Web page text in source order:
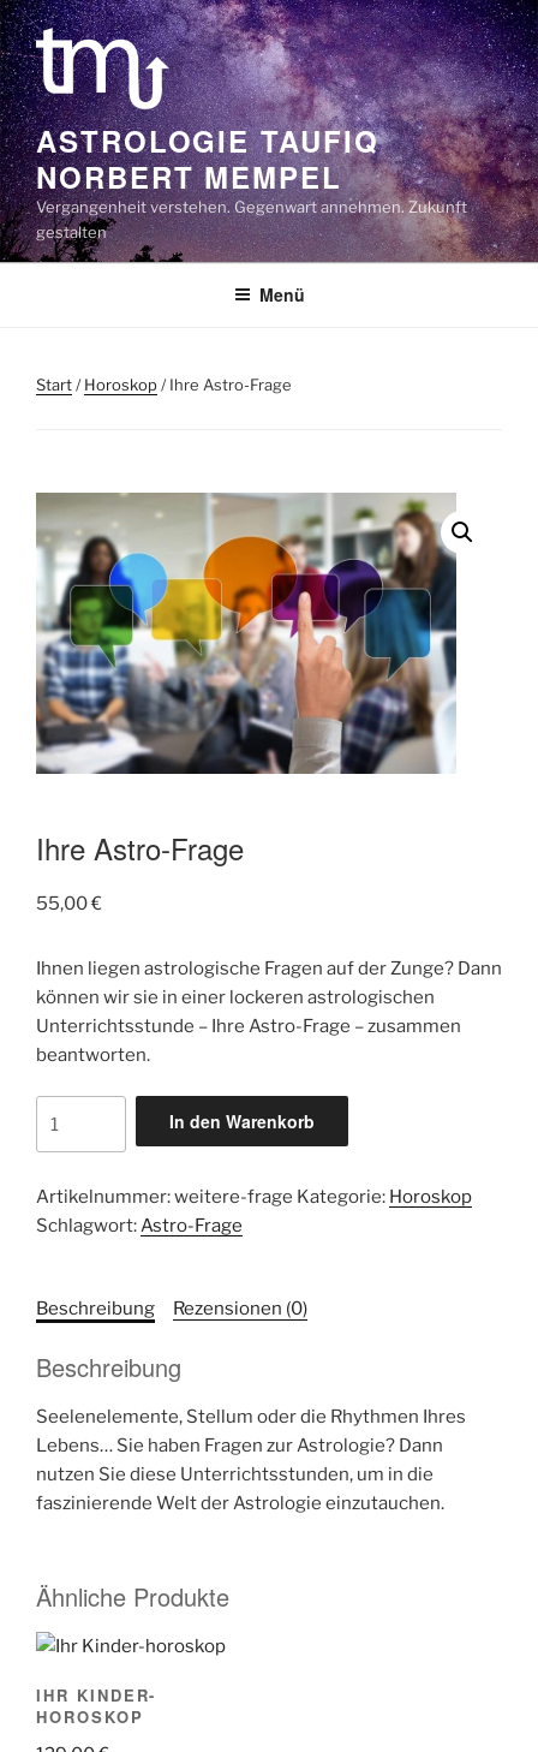
Zum
Inhalt
springen
ASTROLOGIE TAUFIQ
NORBERT MEMPEL
Vergangenheit verstehen. Gegenwart annehmen. Zukunft
gestalten
Menü
Start/Horoskop/ Ihre Astro-Frage
Ihre Astro-Frage
55,00€
Ihnen liegen astrologische Fragen auf der Zunge? Dann
können wir sie in einer lockeren astrologischen
Unterrichtsstunde – Ihre Astro-Frage – zusammen
beantworten.
Astro-
Menge
In den Warenkorb
Artikelnummer:weitere-frage Kategorie: Horoskop
Schlagwort:Astro-Frage
Beschreibung Rezensionen (0)
Beschreibung
Seelenelemente, Stellum oder die Rhythmen Ihres
Lebens… Sie haben Fragen zur Astrologie? Dann
nutzen Sie diese Unterrichtsstunden, um in die
faszinierende Welt der Astrologie einzutauchen.
Ähnliche Produkte
IHR KINDER-
HOROSKOP